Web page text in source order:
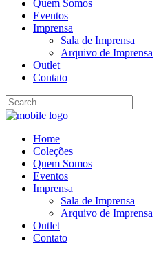
Quem Somos
Eventos
Imprensa
Sala de Imprensa
Arquivo de Imprensa
Outlet
Contato
Home
Coleções
Quem Somos
Eventos
Imprensa
Sala de Imprensa
Arquivo de Imprensa
Outlet
Contato